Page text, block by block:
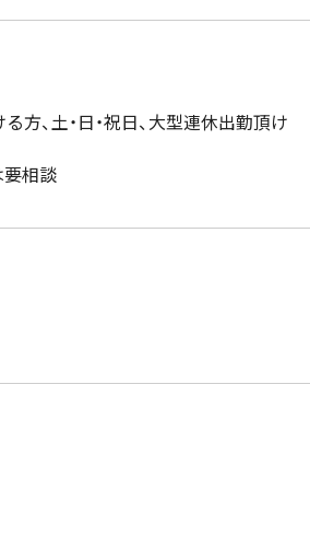
方、土・日・祝日、大型連休出勤頂け
要相談